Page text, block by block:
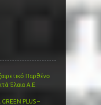
Παρθένο
Έλαια Α.Ε.
PLUS –